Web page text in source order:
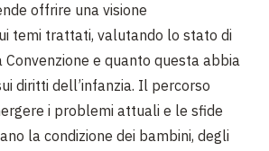
offrire una visione
temi trattati, valutando lo stato di
e quanto questa abbia
diritti dell’infanzia. Il percorso
i problemi attuali e le sfide
la condizione dei bambini, degli